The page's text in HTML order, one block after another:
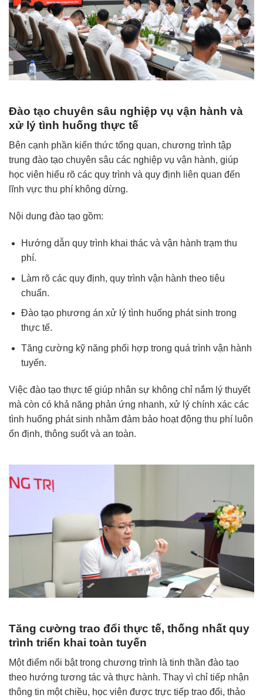
Đào tạo chuyên sâu nghiệp vụ vận hành và
xử lý tình huống thực tế
Bên cạnh phần kiến thức tổng quan, chương trình tập
trung đào tạo chuyên sâu các nghiệp vụ vận hành, giúp
học viên hiểu rõ các quy trình và quy định liên quan đến
lĩnh vực thu phí không dừng.
Nội dung đào tạo gồm:
Hướng dẫn quy trình khai thác và vận hành trạm thu
phí.
Làm rõ các quy định, quy trình vận hành theo tiêu
chuẩn.
Đào tạo phương án xử lý tình huống phát sinh trong
thực tế.
Tăng cường kỹ năng phối hợp trong quá trình vận hành
tuyến.
Việc đào tạo thực tế giúp nhân sự không chỉ nắm lý thuyết
mà còn có khả năng phản ứng nhanh, xử lý chính xác các
tình huống phát sinh nhằm đảm bảo hoạt động thu phí luôn
ổn định, thông suốt và an toàn.
Tăng cường trao đổi thực tế, thống nhất quy
trình triển khai toàn tuyến
Một điểm nổi bật trong chương trình là tinh thần đào tạo
theo hướng tương tác và thực hành. Thay vì chỉ tiếp nhận
thông tin một chiều, học viên được trực tiếp trao đổi, thảo